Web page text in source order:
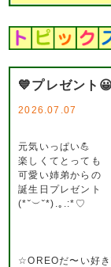
💙プレゼント
2026.07.07
元気いっぱい💪
楽しくてとっても
可愛い姉弟からの
誕生日プレゼント
(*˘︶˘*).｡.:*♡
☆OREOだ〜い好